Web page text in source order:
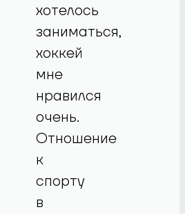
хотелось
заниматься,
хоккей
мне
нравился
очень.
Отношение
к
спорту
в